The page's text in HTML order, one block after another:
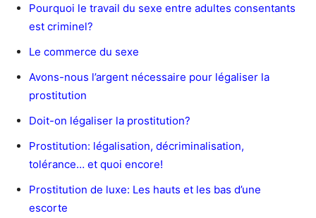
Pourquoi le travail du sexe entre adultes consentants
est criminel?
Le commerce du sexe
Avons-nous l’argent nécessaire pour légaliser la
prostitution
Doit-on légaliser la prostitution?
Prostitution: légalisation, décriminalisation,
tolérance… et quoi encore!
Prostitution de luxe: Les hauts et les bas d’une
escorte